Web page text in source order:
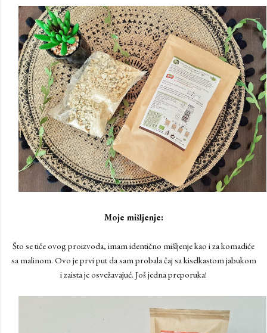
Moje mišljenje:
Što se tiče ovog proizvoda, imam identično mišljenje kao i za komadiće
sa malinom. Ovo je prvi put da sam probala čaj sa kiselkastom jabukom
i zaista je osvežavajuć. Još jedna preporuka!